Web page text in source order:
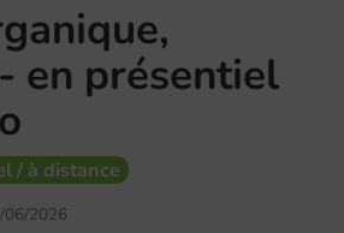
en présentiel
/ à distance
06/2026